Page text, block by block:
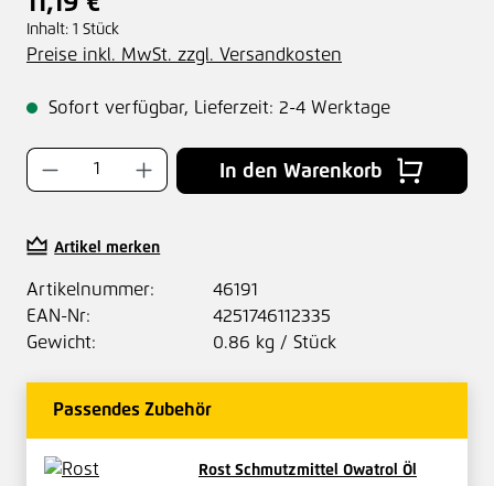
Inhalt: 1 Stück
Preise inkl. MwSt. zzgl. Versandkosten
Sofort verfügbar, Lieferzeit: 2-4 Werktage
Produkt Anzahl: Gib den gewünschten
In den Warenkorb
Artikel merken
Artikelnummer:
46191
EAN-Nr:
4251746112335
Gewicht:
0.86 kg / Stück
Passendes Zubehör
Rost Schmutzmittel Owatrol Öl